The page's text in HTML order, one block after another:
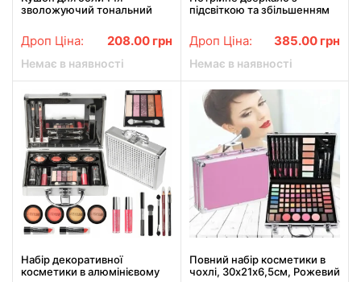
зволожуючий тональний
шкірою SKUV з запаскою в
коробці тональний крем
№02
Дроп Ціна: 208.00 грн
Немає в наявності
підсвіткою та збільшенням
Дзеркало з сенсорним
екраном та збільшенням
Дроп Ціна: 385.00 грн
Немає в наявності
Набір декоративної
косметики в алюмінієвому
Повний набір косметики в
чохлі, 30х21х6,5см, Рожевий